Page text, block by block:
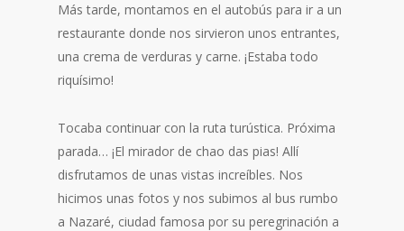
Más tarde, montamos en el autobús para ir a un
restaurante donde nos sirvieron unos entrantes,
una crema de verduras y carne. ¡Estaba todo
riquísimo!
Tocaba continuar con la ruta turústica. Próxima
parada… ¡El mirador de chao das pias! Allí
disfrutamos de unas vistas increíbles. Nos
hicimos unas fotos y nos subimos al bus rumbo
a Nazaré, ciudad famosa por su peregrinación a